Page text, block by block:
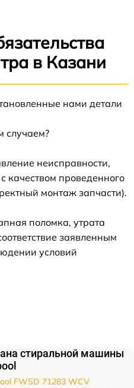
в Казани
нами детали
случаем?
неисправности,
качеством проведенного
монтаж запчасти).
поломка, утрата
заявленным
условий
стиральной машины
FWSD 71283 WCV